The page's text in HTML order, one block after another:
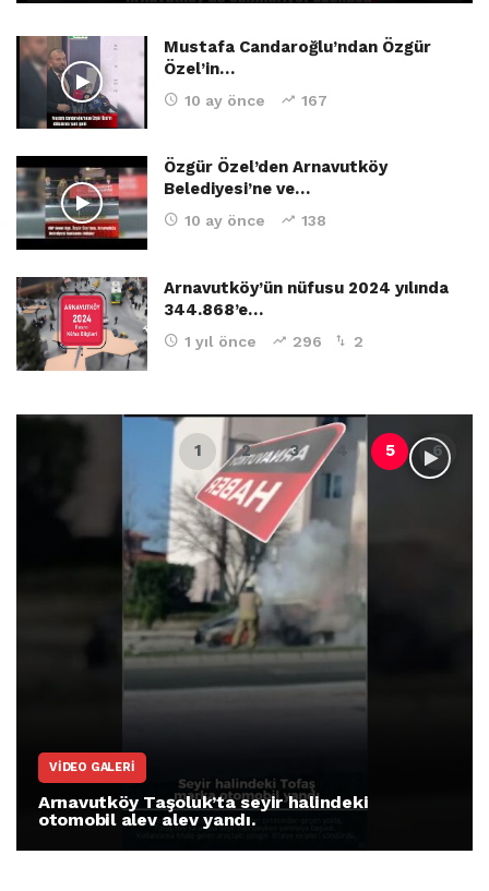
Mustafa Candaroğlu’ndan Özgür
Özel’in…
10 ay önce 167
Özgür Özel’den Arnavutköy
Belediyesi’ne ve…
10 ay önce 138
Arnavutköy’ün nüfusu 2024 yılında
344.868’e…
1 yıl önce 296 2
VIDEO GALERI
Arnavutköy Taşoluk’ta seyir halindeki
otomobil alev alev yandı.